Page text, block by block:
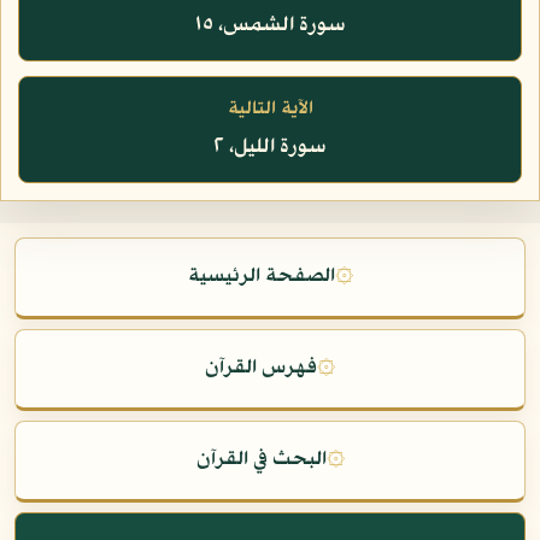
سورة الشمس، ١٥
الآية التالية
سورة الليل، ٢
۞الصفحة الرئيسية
۞فهرس القرآن
۞البحث في القرآن